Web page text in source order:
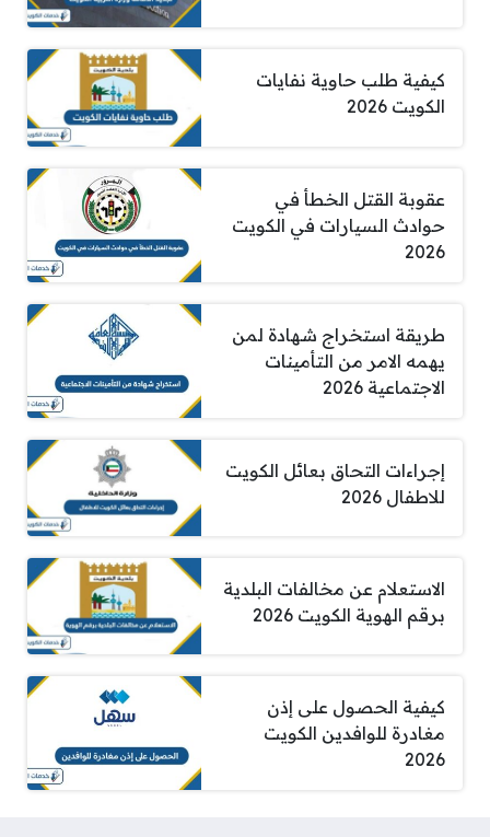
كيفية طلب حاوية نفايات
الكويت 2026
عقوبة القتل الخطأ في
حوادث السيارات في الكويت
2026
طريقة استخراج شهادة لمن
يهمه الامر من التأمينات
الاجتماعية 2026
إجراءات التحاق بعائل الكويت
للاطفال 2026
الاستعلام عن مخالفات البلدية
برقم الهوية الكويت 2026
كيفية الحصول على إذن
مغادرة للوافدين الكويت
2026